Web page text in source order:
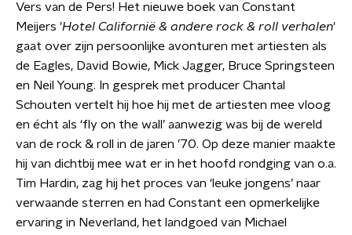
Vers van de Pers! Het nieuwe boek van Constant
Meijers 'Hotel Californië & andere rock & roll verhalen'
gaat over zijn persoonlijke avonturen met artiesten als
de Eagles, David Bowie, Mick Jagger, Bruce Springsteen
en Neil Young. In gesprek met producer Chantal
Schouten vertelt hij hoe hij met de artiesten mee vloog
en écht als ‘fly on the wall’ aanwezig was bij de wereld
van de rock & roll in de jaren ’70. Op deze manier maakte
hij van dichtbij mee wat er in het hoofd rondging van o.a.
Tim Hardin, zag hij het proces van ‘leuke jongens’ naar
verwaande sterren en had Constant een opmerkelijke
ervaring in Neverland, het landgoed van Michael